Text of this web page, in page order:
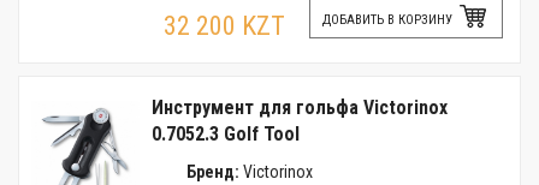
32 200 KZT ДОБАВИТЬ В КОРЗИНУ
Инструмент для гольфа Victorinox
0.7052.3 Golf Tool
Бренд: Victorinox